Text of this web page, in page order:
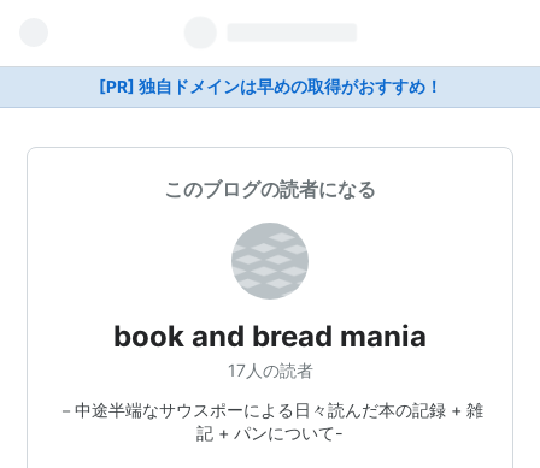
[PR] 独自ドメインは早めの取得がおすすめ！
このブログの読者になる
book and bread mania
17人の読者
－中途半端なサウスポーによる日々読んだ本の記録 + 雑
記 + パンについて-